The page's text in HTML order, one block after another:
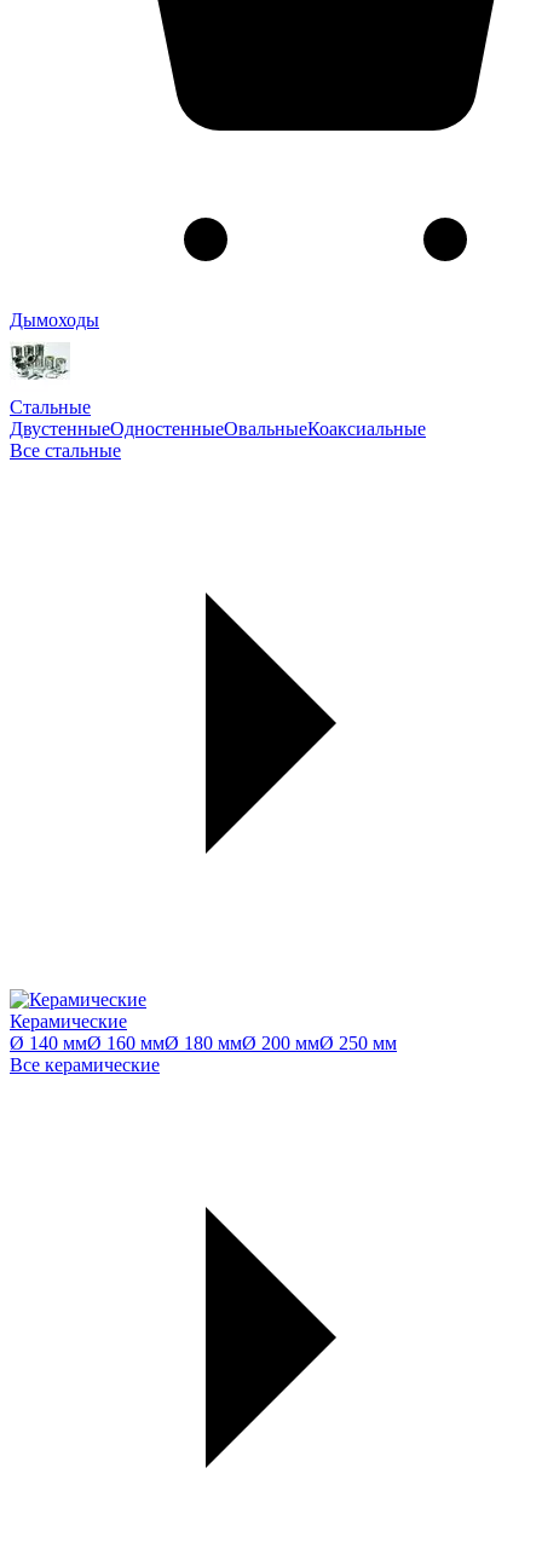
Дымоходы
Стальные
ДвустенныеОдностенныеОвальныеКоаксиальные
Все стальные
Керамические
Ø 140 ммØ 160 ммØ 180 ммØ 200 ммØ 250 мм
Все керамические